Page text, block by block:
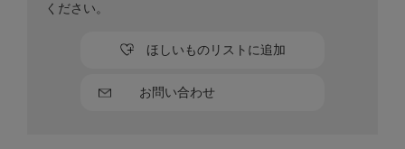
お問い合わせ
ほしいものリストに追加
ください。